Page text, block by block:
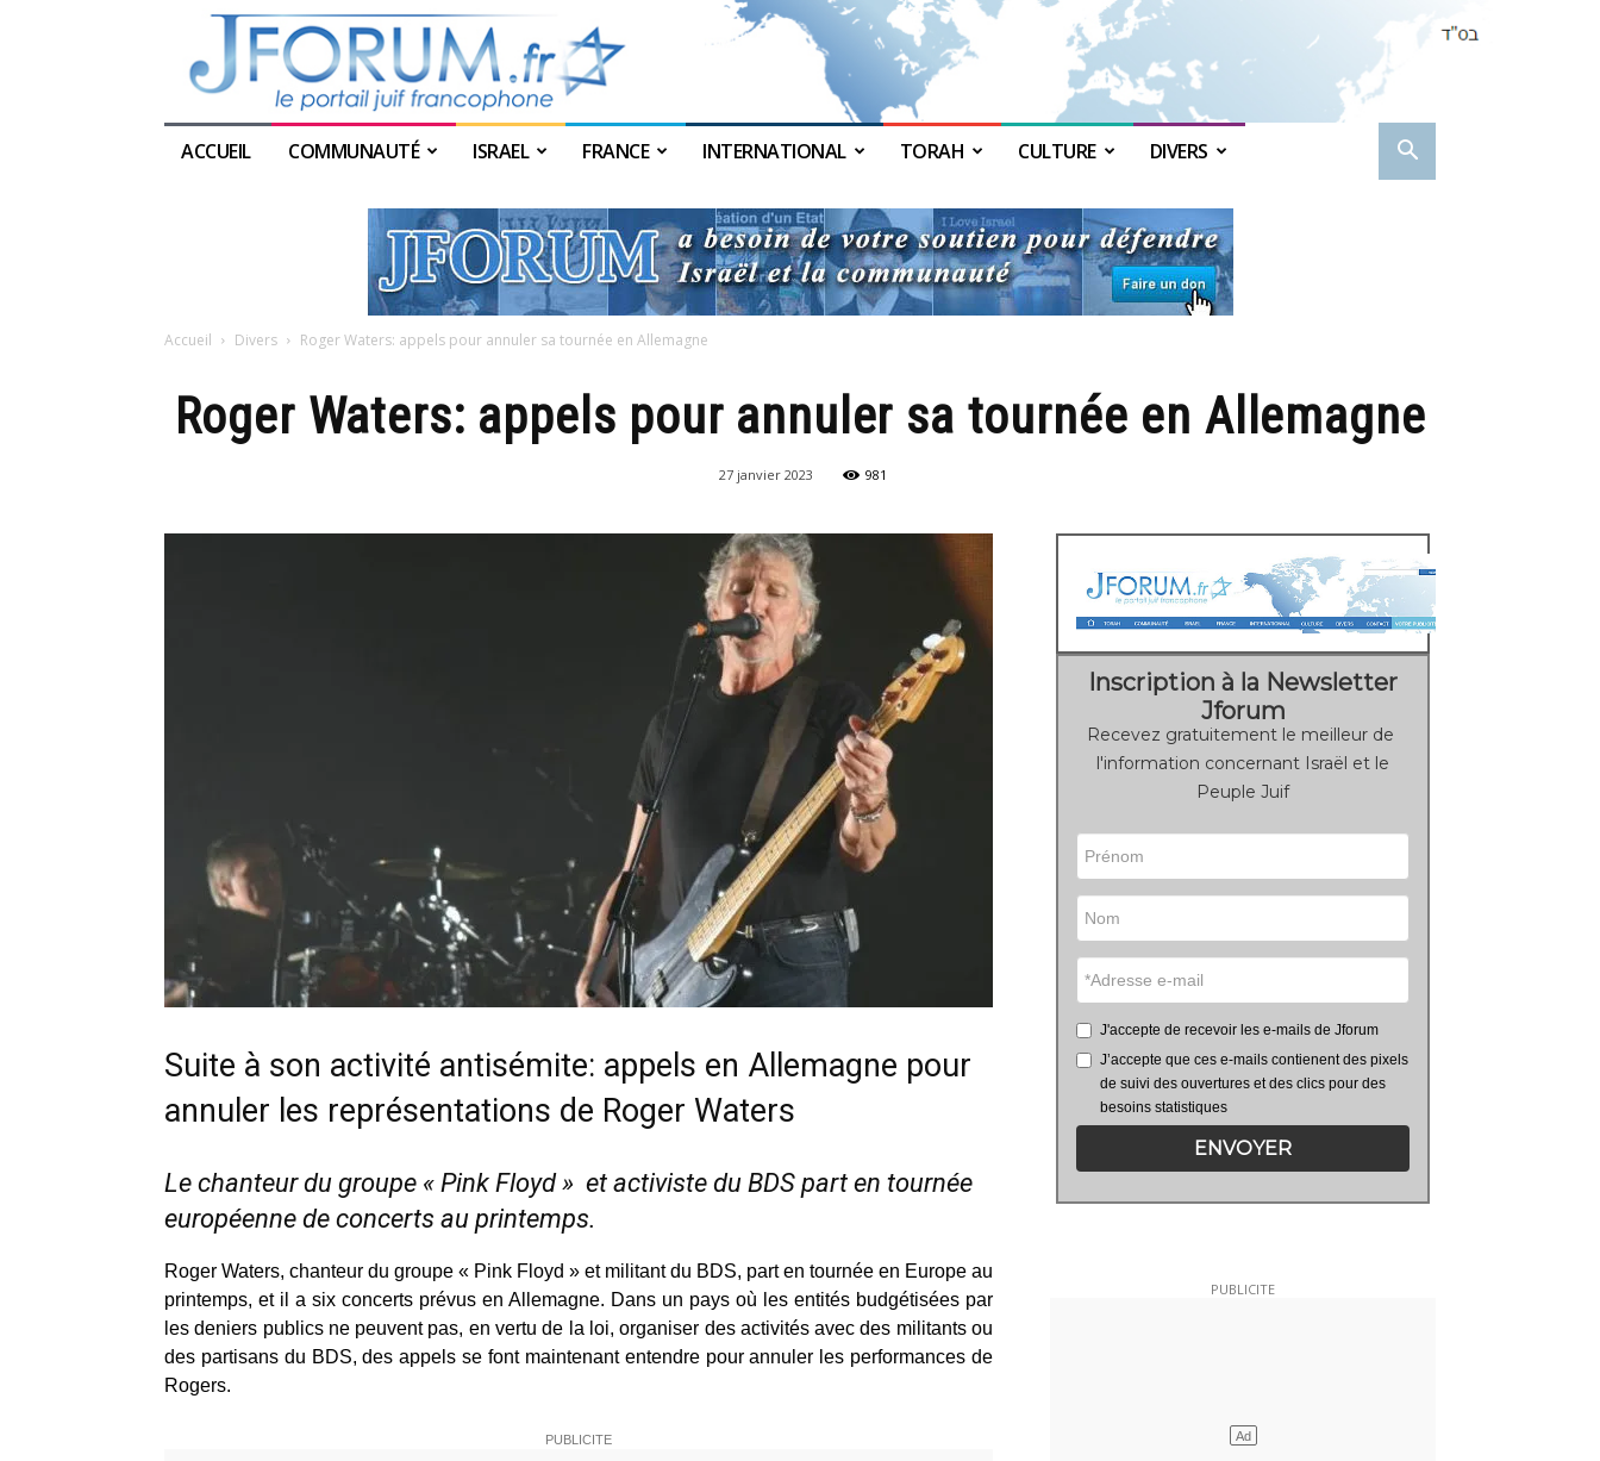
ACCUEIL COMMUNAUTÉ ISRAEL FRANCE INTERNATIONAL TORAH CULTURE DIVERS
Accueil Divers Roger Waters: appels pour annuler sa tournée en Allemagne
Roger Waters: appels pour annuler sa tournée en Allemagne
27 janvier 2023 981
Suite à son activité antisémite: appels en Allemagne pour
annuler les représentations de Roger Waters
Le chanteur du groupe « Pink Floyd » et activiste du BDS part en tournée
européenne de concerts au printemps.
Roger Waters, chanteur du groupe « Pink Floyd » et militant du BDS, part en tournée en Europe au
printemps, et il a six concerts prévus en Allemagne. Dans un pays où les entités budgétisées par
les deniers publics ne peuvent pas, en vertu de la loi, organiser des activités avec des militants ou
des partisans du BDS, des appels se font maintenant entendre pour annuler les performances de
Rogers.
Inscription à la Newsletter
Jforum
Recevez gratuitement le meilleur de
l'information concernant Israël et le
Peuple Juif
J'accepte de recevoir les e-mails de Jforum
J’accepte que ces e-mails contienent des pixels
de suivi des ouvertures et des clics pour des
besoins statistiques
ENVOYER